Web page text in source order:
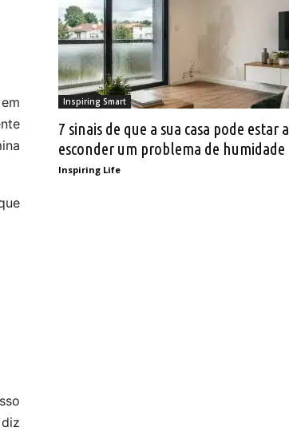
Inspiring Smart
7 sinais de que a sua casa pode estar a
esconder um problema de humidade
Inspiring Life